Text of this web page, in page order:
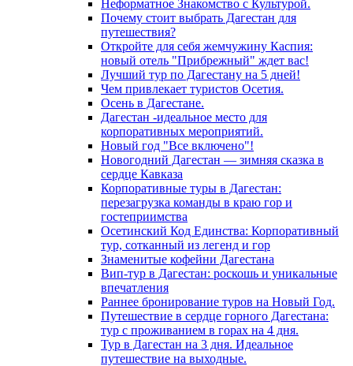
Неформатное Знакомство с Культурой.
Почему стоит выбрать Дагестан для
путешествия?
Откройте для себя жемчужину Каспия:
новый отель "Прибрежный" ждет вас!
Лучший тур по Дагестану на 5 дней!
Чем привлекает туристов Осетия.
Осень в Дагестане.
Дагестан -идеальное место для
корпоративных мероприятий.
Новый год "Все включено"!
Новогодний Дагестан — зимняя сказка в
сердце Кавказа
Корпоративные туры в Дагестан:
перезагрузка команды в краю гор и
гостеприимства
Осетинский Код Единства: Корпоративный
тур, сотканный из легенд и гор
Знаменитые кофейни Дагестана
Вип-тур в Дагестан: роскошь и уникальные
впечатления
Раннее бронирование туров на Новый Год.
Путешествие в сердце горного Дагестана:
тур с проживанием в горах на 4 дня.
Тур в Дагестан на 3 дня. Идеальное
путешествие на выходные.